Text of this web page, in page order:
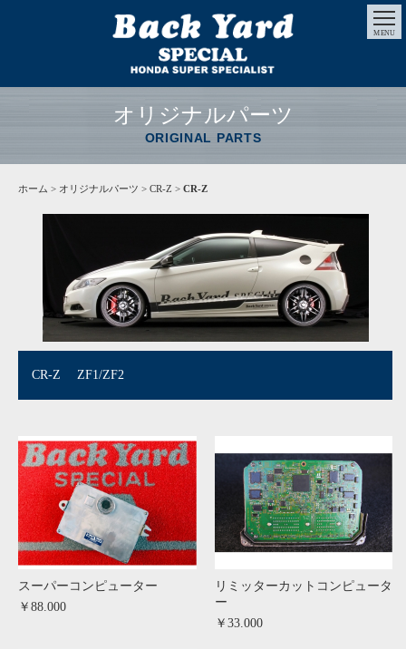
MENU
オリジナルパーツ
ORIGINAL PARTS
ホーム > オリジナルパーツ > CR-Z > CR-Z
CR-Z ZF1/ZF2
スーパーコンピューター
￥88.000
リミッターカットコンピュータ
ー
￥33.000